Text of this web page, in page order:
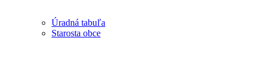
Úradná tabuľa
Starosta obce